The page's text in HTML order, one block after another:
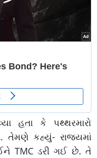
હતા કે પથ્થરમારો
તેમણે કહ્યું- રાજ્યમાં
TMC ડરી ગઈ છે. તે